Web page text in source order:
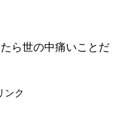
ら世の中痛いことだ
ンク